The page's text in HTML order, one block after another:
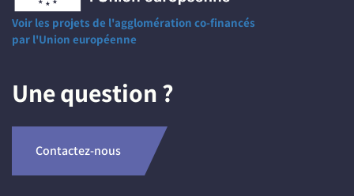
Voir les projets de l'agglomération co-financés
par l'Union européenne
Une question ?
Contactez-nous